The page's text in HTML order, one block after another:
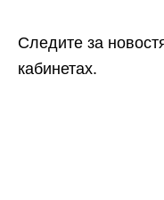
Следите за
кабинетах.